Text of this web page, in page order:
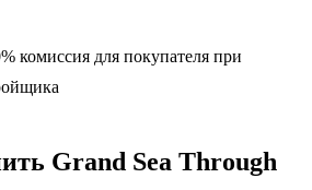
комиссия для покупателя при
Grand Sea Through